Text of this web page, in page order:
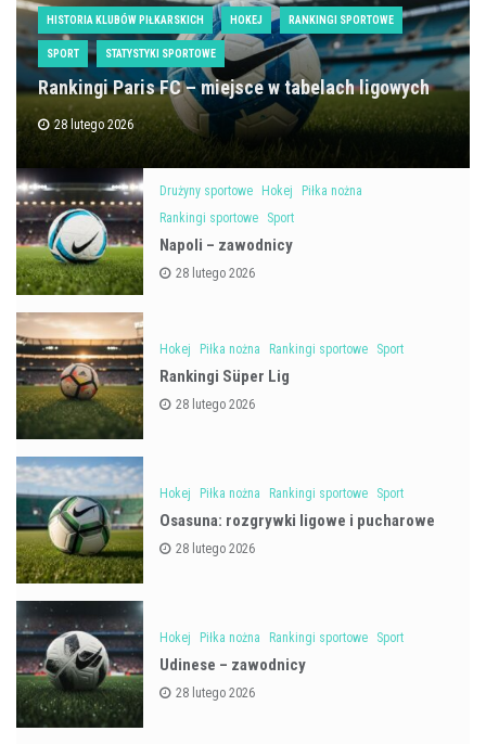
HISTORIA KLUBÓW PIŁKARSKICH HOKEJ RANKINGI SPORTOWE
SPORT STATYSTYKI SPORTOWE
Rankingi Paris FC – miejsce w tabelach ligowych
28 lutego 2026
Drużyny sportowe Hokej
Piłka nożna
Rankingi sportowe
Sport
Napoli – zawodnicy
28 lutego 2026
Hokej Piłka nożna Rankingi sportowe Sport
Rankingi Süper Lig
28 lutego 2026
Hokej Piłka nożna Rankingi sportowe Sport
Osasuna: rozgrywki ligowe i pucharowe
28 lutego 2026
Hokej Piłka nożna Rankingi sportowe Sport
Udinese – zawodnicy
28 lutego 2026